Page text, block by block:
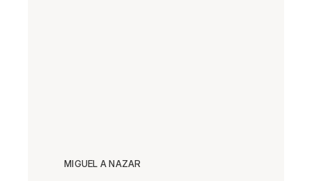
MIGUEL A NAZAR